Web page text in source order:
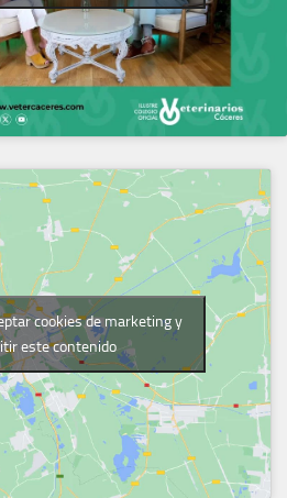
cookies de marketing y
este contenido